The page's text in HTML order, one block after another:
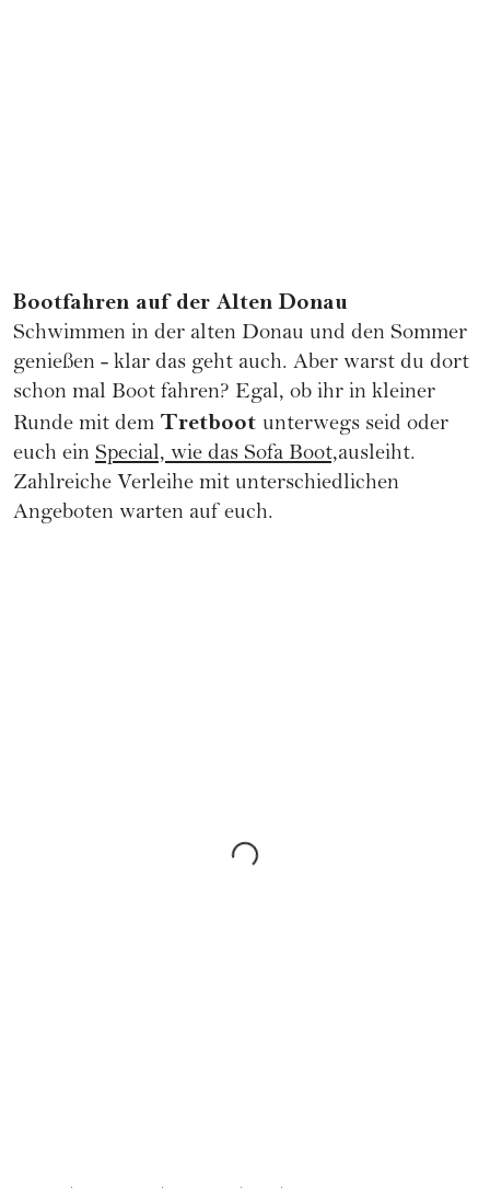
Bootfahren auf der Alten Donau
Schwimmen in der alten Donau und den Sommer
genießen - klar das geht auch. Aber warst du dort
schon mal Boot fahren? Egal, ob ihr in kleiner
Runde mit dem Tretboot unterwegs seid oder
euch ein Special, wie das Sofa Boot,ausleiht.
Zahlreiche Verleihe mit unterschiedlichen
Angeboten warten auf euch.